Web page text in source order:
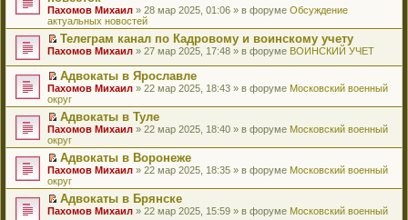
ю
щ
е
н
и
ю
о
о
б
щ
е
н
и
ю
о
м
у
с
о
б
щ
е
н
и
ю
а
н
н
м
у
с
о
о
б
щ
е
н
и
ю
о
ч
и
а
н
н
о
м
у
с
о
о
б
щ
е
н
и
ю
н
е
п
о
и
т
а
н
н
о
м
у
с
о
о
б
щ
е
в
о
м
у
н
п
р
о
ч
и
т
а
н
н
о
м
у
с
о
п
е
р
о
м
у
н
е
п
р
о
ч
и
т
а
н
н
о
е
р
е
й
т
к
п
е
р
в
о
м
у
н
е
п
р
о
ч
Пахомов Михаил » 28 мар 2025, 01:06 » в форуме Обсуждение
актуальных новостей
П
р
е
й
т
и
к
п
е
р
в
о
м
у
н
Телеграм канал по Кадровому и воинскому учету
Пахомов Михаил » 27 мар 2025, 17:48 » в форуме ВОИНСКИЙ УЧЕТ
П
е
р
е
й
т
и
к
п
е
р
в
о
Адвокаты в Ярославле
Пахомов Михаил » 22 мар 2025, 18:43 » в форуме Московский военный
округ
П
е
р
е
й
т
и
к
п
Адвокаты в Туле
Пахомов Михаил » 22 мар 2025, 18:40 » в форуме Московский военный
округ
П
е
р
е
й
Адвокаты в Воронеже
Пахомов Михаил » 22 мар 2025, 18:35 » в форуме Московский военный
округ
П
Адвокаты в Брянске
Пахомов Михаил » 22 мар 2025, 15:59 » в форуме Московский военный